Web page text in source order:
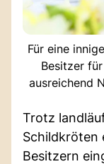
Für eine
Besitzer
ausreichend
Trotz
Schildkröten
Besitzern